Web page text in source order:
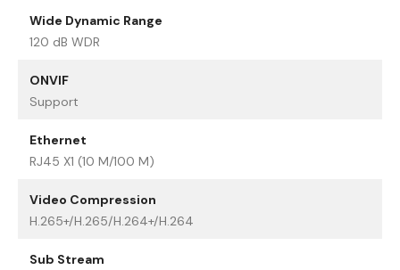
Wide Dynamic Range
120 dB WDR
ONVIF
Support
Ethernet
RJ45 X1 (10 M/100 M)
Video Compression
H.265+/H.265/H.264+/H.264
Sub Stream